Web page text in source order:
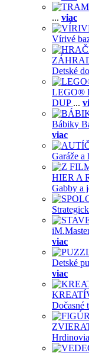
... viac
Vírivé
Detské
LEGO®
DUP ...
Bábiky
viac
Garáže a
HIER A
Gabby a
viac
Detské
viac
Dočasné